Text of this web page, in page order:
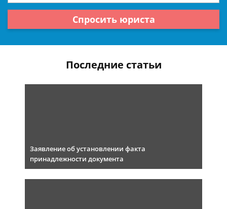
Спросить юриста
Последние статьи
Заявление об установлении факта
принадлежности документа